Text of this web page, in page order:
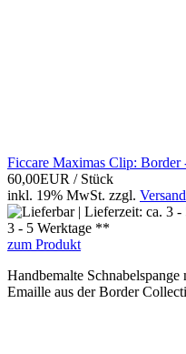
Ficcare Maximas Clip: Border
60,00EUR / Stück
inkl. 19% MwSt. zzgl. Versand
3 - 5 Werktage **
zum Produkt
Handbemalte
Emaille aus der Border